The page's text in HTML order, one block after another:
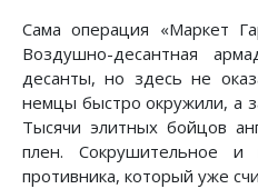
Сама операция «Маркет
Воздушно-десантная
десанты, но здесь не
немцы быстро окружили, а
Тысячи элитных бойцов
плен. Сокрушительное и
противника, который уже